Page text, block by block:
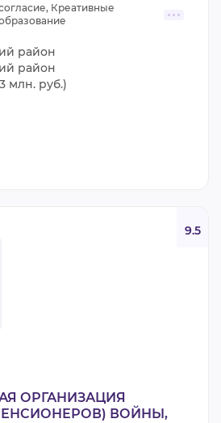
Креативные
район
район
млн. руб.)
9.5
ОРГАНИЗАЦИЯ
ВОЙНЫ,